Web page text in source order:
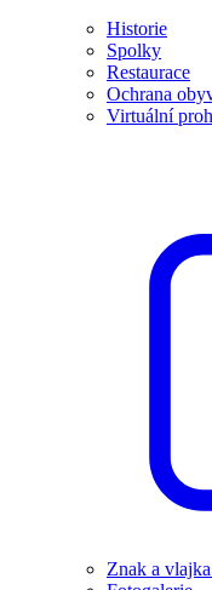
Historie
Spolky
Restaurace
Ochrana
Virtuální
Znak a